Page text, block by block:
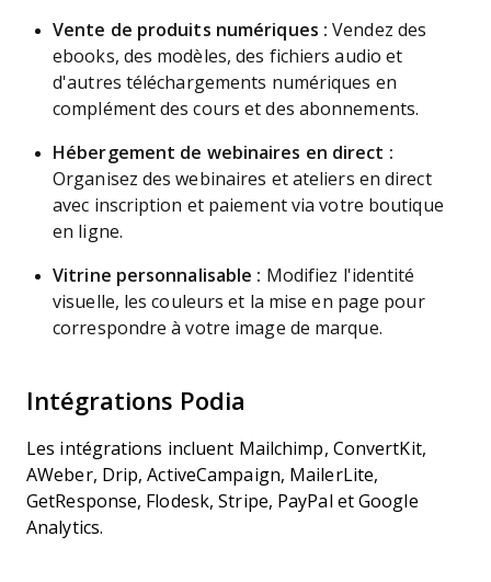
Vente de produits numériques : Vendez des
ebooks, des modèles, des fichiers audio et
d'autres téléchargements numériques en
complément des cours et des abonnements.
Hébergement de webinaires en direct :
Organisez des webinaires et ateliers en direct
avec inscription et paiement via votre boutique
en ligne.
Vitrine personnalisable : Modifiez l'identité
visuelle, les couleurs et la mise en page pour
correspondre à votre image de marque.
Intégrations Podia
Les intégrations incluent Mailchimp, ConvertKit,
AWeber, Drip, ActiveCampaign, MailerLite,
GetResponse, Flodesk, Stripe, PayPal et Google
Analytics.